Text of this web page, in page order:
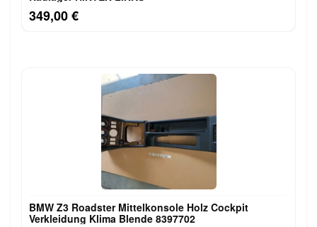
349,00 €
BMW Z3 Roadster Mittelkonsole Holz Cockpit
Verkleidung Klima Blende 8397702